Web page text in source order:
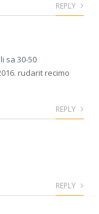
REPLY
sa 30-50
rudarit recimo
REPLY
REPLY